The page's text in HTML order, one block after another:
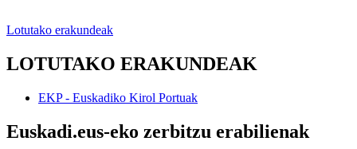
Lotutako erakundeak
LOTUTAKO ERAKUNDEAK
EKP - Euskadiko Kirol Portuak
Euskadi.eus-eko zerbitzu erabilienak